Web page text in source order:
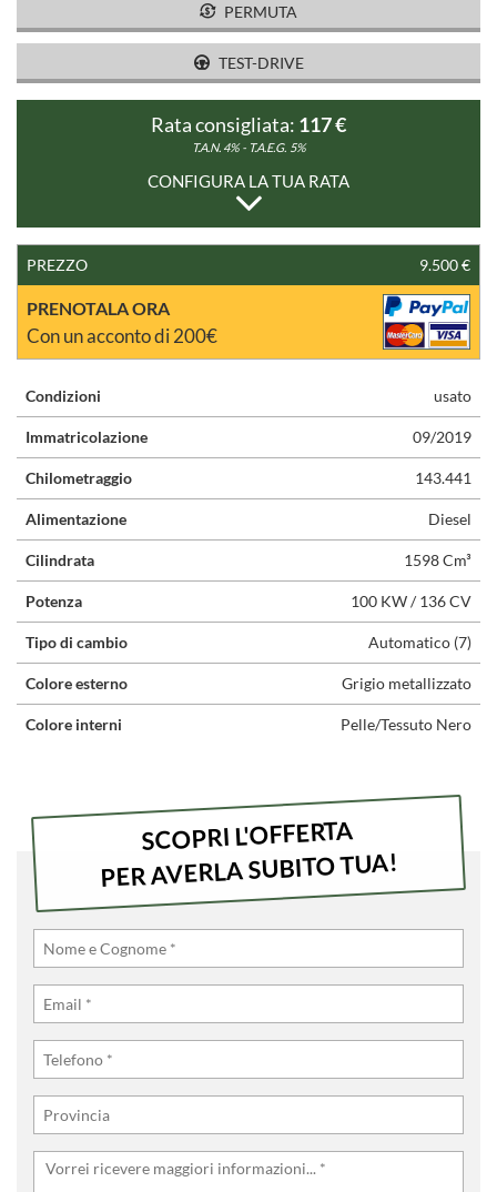
PERMUTA
TEST-DRIVE
Rata consigliata: 117 €
T.A.N. 4% - T.A.E.G. 5%
CONFIGURA LA TUA RATA
PREZZO 9.500 €
PRENOTALA ORA
Con un acconto di 200€
Condizioni usato
Immatricolazione 09/2019
Chilometraggio 143.441
Alimentazione Diesel
Cilindrata 1598 Cm³
Potenza 100 KW / 136 CV
Tipo di cambio Automatico (7)
Colore esterno Grigio metallizzato
Colore interni Pelle/Tessuto Nero
SCOPRI L'OFFERTA
PER AVERLA SUBITO TUA!